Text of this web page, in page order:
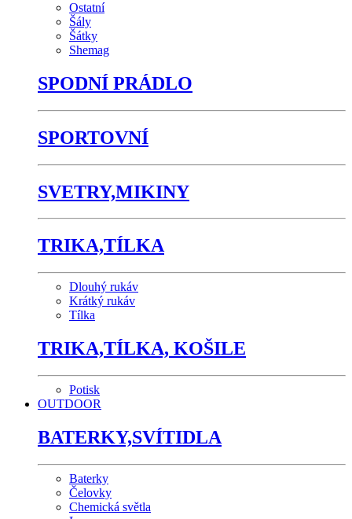
Ostatní
Šály
Šátky
Shemag
SPODNÍ PRÁDLO
SPORTOVNÍ
SVETRY,MIKINY
TRIKA,TÍLKA
Dlouhý rukáv
Krátký rukáv
Tílka
TRIKA,TÍLKA, KOŠILE
Potisk
OUTDOOR
BATERKY,SVÍTIDLA
Baterky
Čelovky
Chemická světla